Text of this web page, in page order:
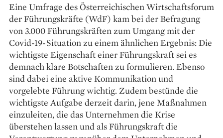
Eine Umfrage des Österreichischen Wirtschaftsforum
der Führungskräfte (WdF) kam bei der Befragung
von 3.000 Führungskräften zum Umgang mit der
Covid-19-Situation zu einem ähnlichen Ergebnis: Die
wichtigste Eigenschaft einer Führungskraft sei es
demnach klare Botschaften zu formulieren. Ebenso
sind dabei eine aktive Kommunikation und
vorgelebte Führung wichtig. Zudem bestünde die
wichtigste Aufgabe derzeit darin, jene Maßnahmen
einzuleiten, die das Unternehmen die Krise
überstehen lassen und als Führungskraft die